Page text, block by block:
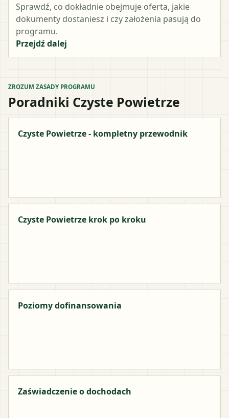
Sprawdź, co dokładnie obejmuje oferta, jakie
dokumenty dostaniesz i czy założenia pasują do
programu.
Przejdź dalej
ZROZUM ZASADY PROGRAMU
Poradniki Czyste Powietrze
Czyste Powietrze - kompletny przewodnik
Czyste Powietrze krok po kroku
Poziomy dofinansowania
Zaświadczenie o dochodach